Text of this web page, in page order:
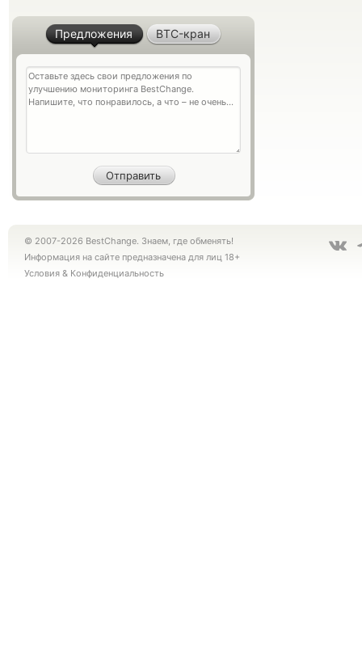
Предложения BTC-кран
© 2007-2026 BestChange. Знаем, где обменять!
Информация на сайте предназначена для лиц 18+
Условия & Конфиденциальность